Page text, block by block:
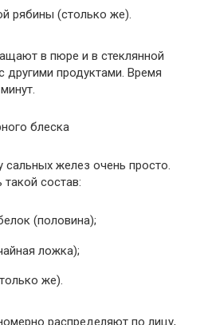
рябины (столько же).
в пюре и в стеклянной
продуктами. Время
блеска
сальных желез очень просто.
состав:
(половина);
ложка);
же).
распределяют по лицу,